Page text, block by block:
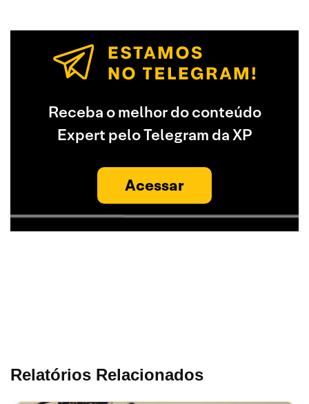
Receba o melhor do conteúdo
Expert pelo Telegram da XP
Acessar
Relatórios Relacionados